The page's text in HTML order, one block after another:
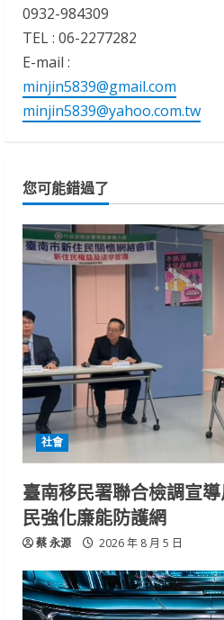
0932-984309
TEL : 06-2277282
E-mail :
minjin5839@gmail.com
minjin5839@yahoo.com.tw
您可能錯過了
社會
臺南移民署聯合檢調宣
民強化廉能防護網
蔡 永源 2026 年 8 月 5 日